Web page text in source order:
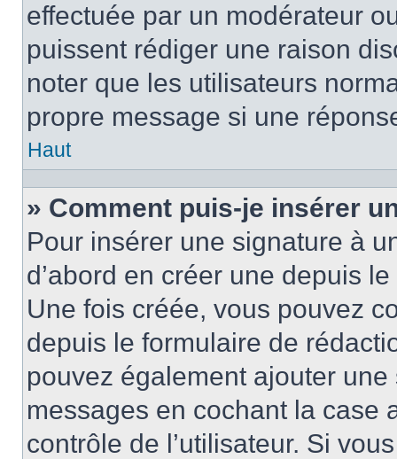
effectuée par un modérateur
puissent rédiger une raison
noter que les utilisateurs
propre message si une
Haut
» Comment puis-je insérer
Pour insérer une signature à
d’abord en créer une depuis
Une fois créée, vous pouvez
depuis le formulaire de
pouvez également ajouter
messages en cochant la case
contrôle de l’utilisateur. Si